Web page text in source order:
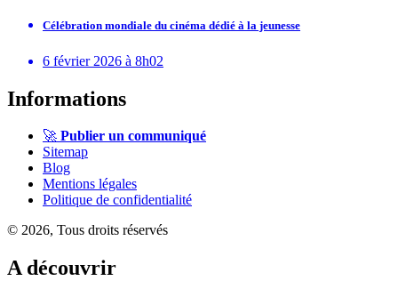
Célébration mondiale du cinéma dédié à la jeunesse
6 février 2026 à 8h02
Informations
🚀 Publier un communiqué
Sitemap
Blog
Mentions légales
Politique de confidentialité
© 2026, Tous droits réservés
A découvrir